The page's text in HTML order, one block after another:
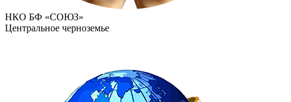
НКО БФ «СОЮЗ»
Центральное черноземье